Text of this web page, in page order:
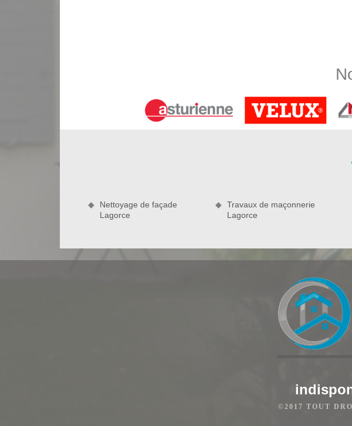
utilise des produits à base curatif et préventif. Le traitement hydrofuge
les graffitis. Au moyen d’un pulvérisateur, ravaleur à Lagorce va
votre type de façade.
rénovation. Le fait d’entretenir votre façade par le biais d’un
bien fait dans les normes.
Nettoyage de façade
Lagorce
Travaux de maçonnerie
Lagorce
©2017 TOUT